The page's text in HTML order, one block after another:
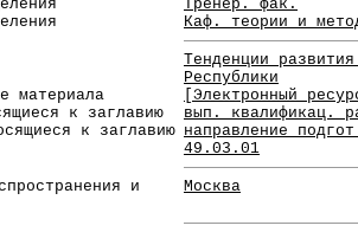
Тренер. фак.
Каф. теории и
Тенденции
Республики
материала
[Электронный
к заглавию
вып. квалификац.
к заглавию направление
49.03.01
и
Москва